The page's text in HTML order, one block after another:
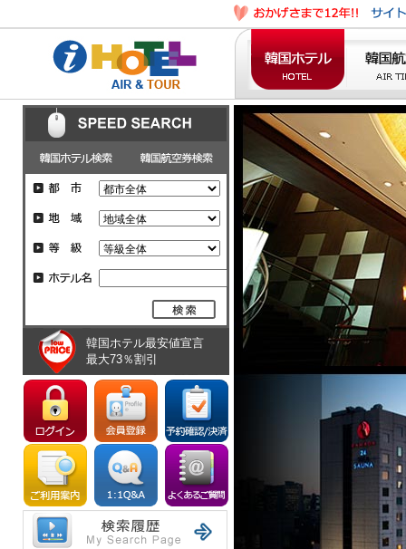
韓国ホテル最安値宣言
最大73％割引